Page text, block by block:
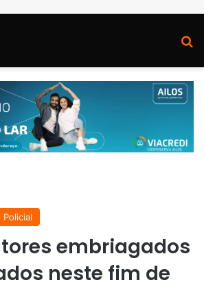
Policial
embriagados
neste fim de